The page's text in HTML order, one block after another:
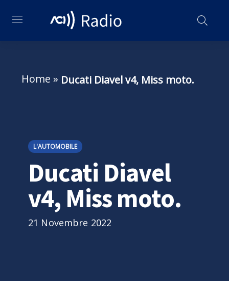
Home » Ducati Diavel v4, Miss moto.
L'AUTOMOBILE
Ducati Diavel
v4, Miss moto.
21 Novembre 2022